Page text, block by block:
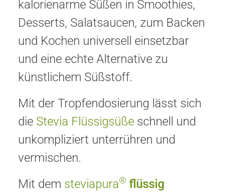
kalorienarme Süßen in Smoothies,
Desserts, Salatsaucen, zum Backen
und Kochen universell einsetzbar
und eine echte Alternative zu
künstlichem Süßstoff.
Mit der Tropfendosierung lässt sich
die Stevia Flüssigsüße schnell und
unkompliziert unterrühren und
vermischen.
Mit dem steviapura® flüssig